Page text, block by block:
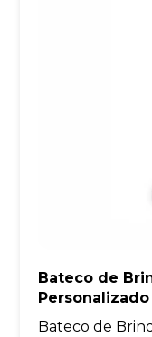
Bateco de
Personalizado
Bateco de